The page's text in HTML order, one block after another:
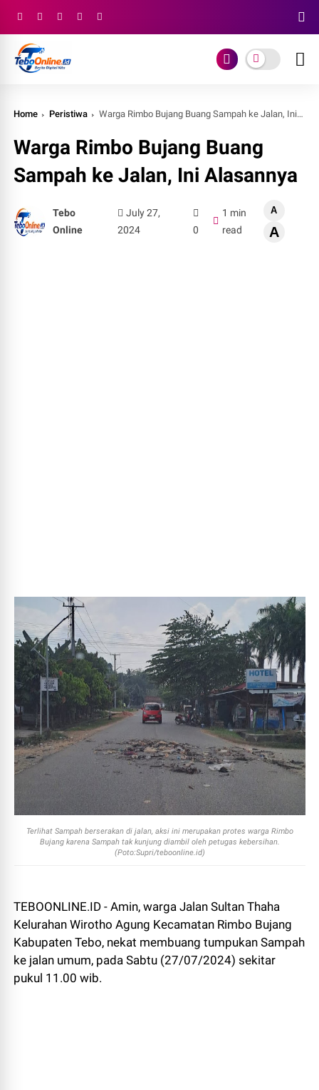
Home Peristiwa Warga Rimbo Bujang Buang Sampah ke Jalan, Ini Alasannya
Warga Rimbo Bujang Buang
Sampah ke Jalan, Ini Alasannya
Tebo
Online
July 27,
2024
0
1 min
read
A
A
Terlihat Sampah berserakan di jalan, aksi ini merupakan protes warga Rimbo
Bujang karena Sampah tak kunjung diambil oleh petugas kebersihan.
(Poto:Supri/teboonline.id)
TEBOONLINE.ID - Amin, warga Jalan Sultan Thaha
Kelurahan Wirotho Agung Kecamatan Rimbo Bujang
Kabupaten Tebo, nekat membuang tumpukan Sampah
ke jalan umum, pada Sabtu (27/07/2024) sekitar
pukul 11.00 wib.